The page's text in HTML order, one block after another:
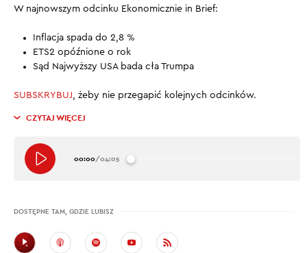
W najnowszym odcinku Ekonomicznie in Brief:
Inflacja spada do 2,8 %
ETS2 opóźnione o rok
Sąd Najwyższy USA bada cła Trumpa
SUBSKRYBUJ, żeby nie przegapić kolejnych odcinków.
CZYTAJ WIĘCEJ
00:00/04:05
DOSTĘPNE TAM, GDZIE LUBISZ